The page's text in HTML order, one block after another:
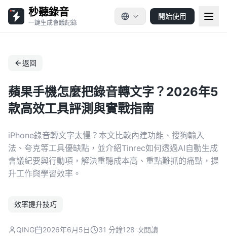
秒聽錄音
一鍵生成會議記錄
開始使用
返回
蘋果手機怎麼把錄音轉文字？2026年5
款高效工具評測與實戰指南
iPhone錄音轉文字太慢？本文比較內建功能、搜狗輸入
法、夸克等工具優缺點，並介紹Tinrec如何透過AI自動生成
會議紀要與行動項，解決重聽成本高、重點難抓的痛點，提
升工作與學習效率。
效率提升技巧
QING 2026年6月5日 31 分鐘128 次閱讀